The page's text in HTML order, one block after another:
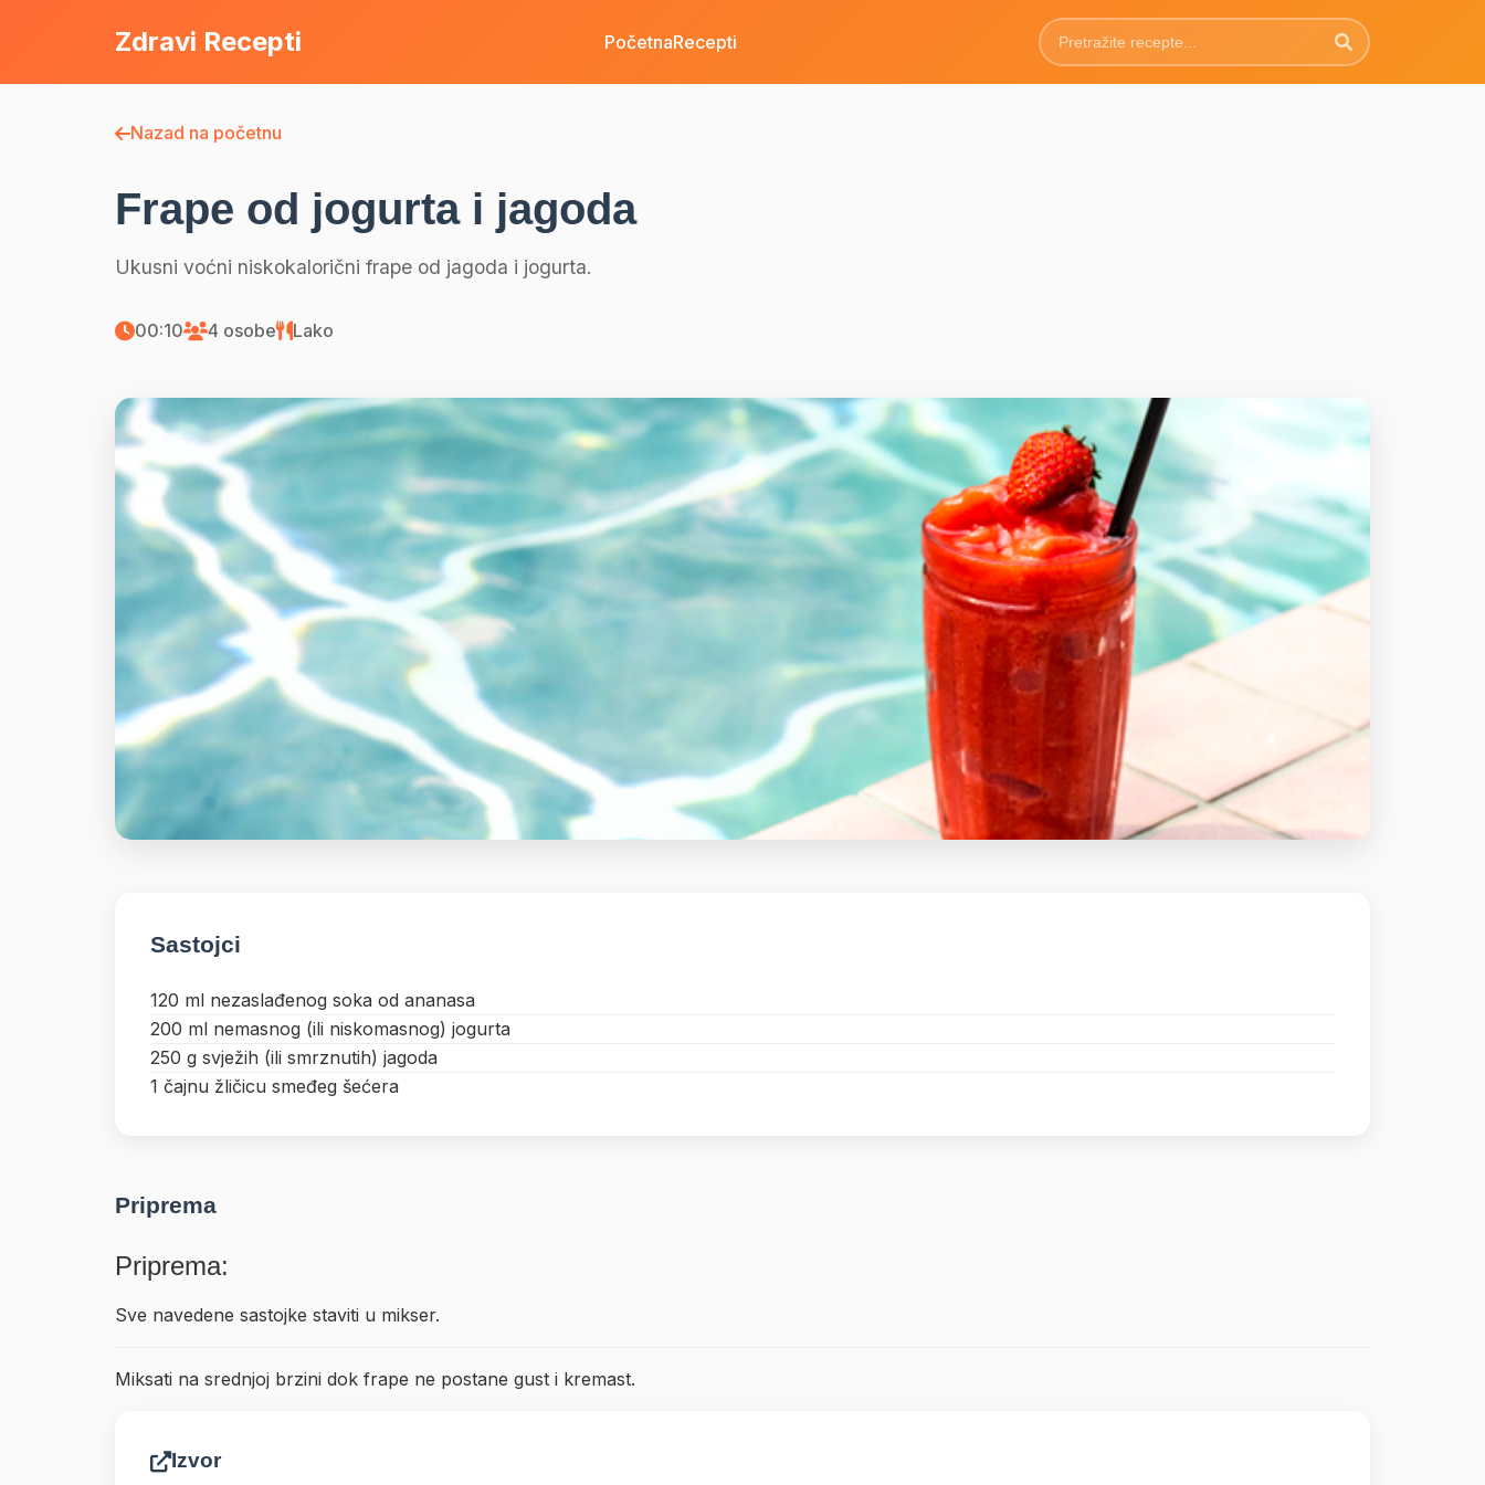
Zdravi Recepti PočetnaRecepti
Nazad na početnu
Frape od jogurta i jagoda
Ukusni voćni niskokalorični frape od jagoda i jogurta.
00:10 4 osobe Lako
Sastojci
120 ml nezaslađenog soka od ananasa
200 ml nemasnog (ili niskomasnog) jogurta
250 g svježih (ili smrznutih) jagoda
1 čajnu žličicu smeđeg šećera
Priprema
Priprema:
Sve navedene sastojke staviti u mikser.
Miksati na srednjoj brzini dok frape ne postane gust i kremast.
Izvor